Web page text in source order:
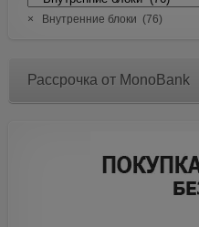
× Внутренние блоки (76)
Рассрочка от MonoBank